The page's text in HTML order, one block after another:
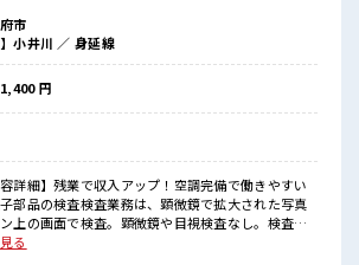
るすぎたり奇抜でなければOKです！
服アリ≫
消♪
≫
ジするのは不安だけど、
っています！
ステップUP目指していきましょう！
せる≫
のお仕事です！
るアナタは必見！
市
】小井川 ／ 身延線
1,400 円
容詳細】残業で収入アップ！空調完備で働きやすい
部品の検査検査業務は、顕微鏡で拡大された写真
上の画面で検査。顕微鏡や目視検査なし。検査は
移動するときは休憩のときなど業務中はほとんどな
る